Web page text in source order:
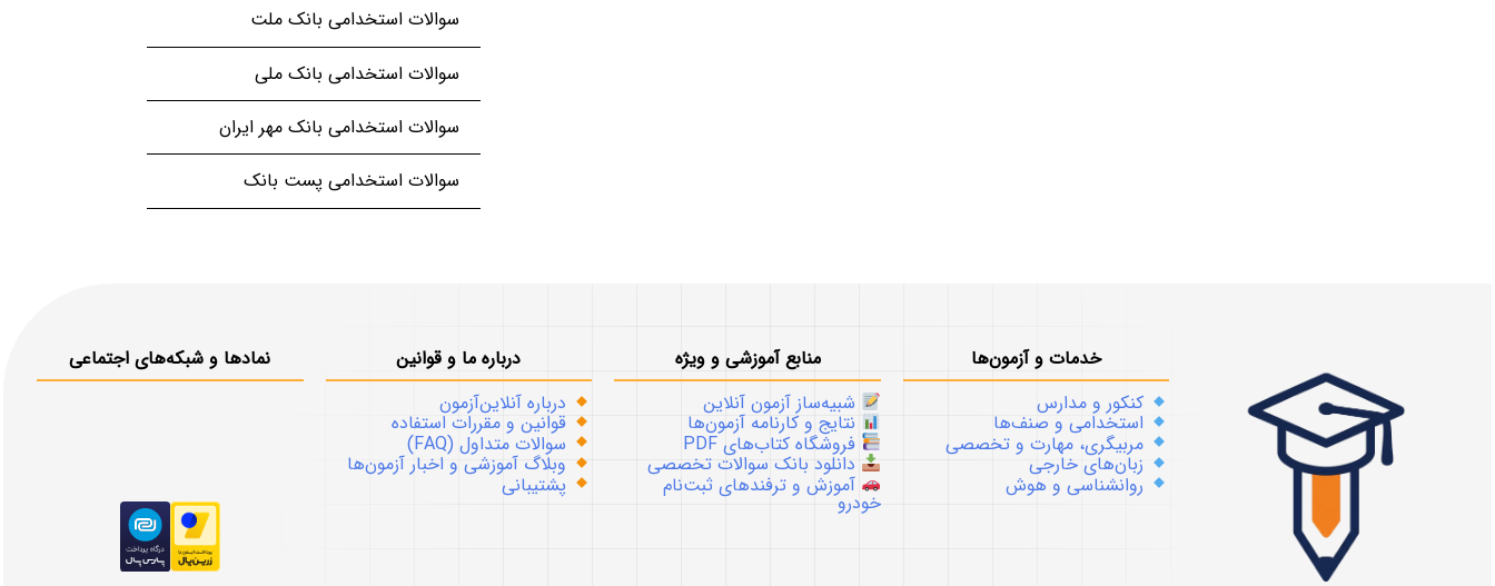
سوالات استخدامی بانک ملت
سوالات استخدامی بانک ملی
سوالات استخدامی بانک مهر ایران
سوالات استخدامی پست بانک
خدمات و آزمون‌ها
کنکور و مدارس
استخدامی و صنف‌ها
مربیگری، مهارت و تخصصی
زبان‌های خارجی
روانشناسی و هوش
منابع آموزشی و ویژه
شبیه‌ساز آزمون آنلاین
نتایج و کارنامه آزمون‌ها
فروشگاه کتاب‌های PDF
دانلود بانک سوالات تخصصی
آموزش و ترفندهای ثبت‌نام
خودرو
درباره ما و قوانین
درباره آنلاین‌آزمون
قوانین و مقررات استفاده
سوالات متداول (FAQ)
وبلاگ آموزشی و اخبار آزمون‌ها
پشتیبانی
نمادها و شبکه‌های اجتماعی